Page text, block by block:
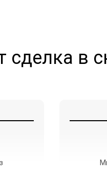
сделка в